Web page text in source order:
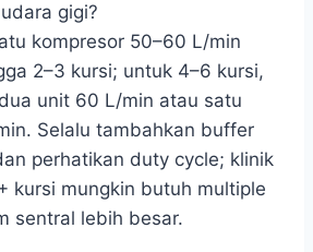
gigi?
kompresor 50–60 L/min
2–3 kursi; untuk 4–6 kursi,
unit 60 L/min atau satu
Selalu tambahkan buffer
perhatikan duty cycle; klinik
kursi mungkin butuh multiple
sentral lebih besar.